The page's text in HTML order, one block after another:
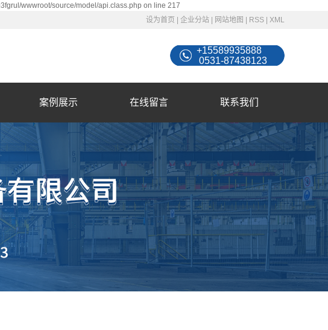
wwwroot/source/model/api.class.php on line 217
设为首页
企业分站 网站地图 RSS XML
+15589935888
0531-87438123
案例展示 在线留言 联系我们